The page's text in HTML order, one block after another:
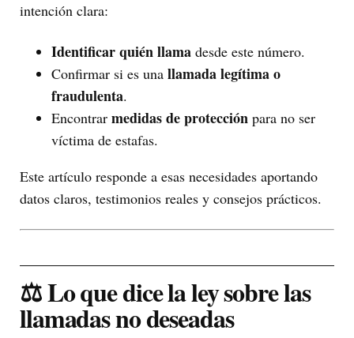
intención clara:
Identificar quién llama desde este número.
Confirmar si es una llamada legítima o
fraudulenta.
Encontrar medidas de protección para no ser
víctima de estafas.
Este artículo responde a esas necesidades aportando
datos claros, testimonios reales y consejos prácticos.
⚖️ Lo que dice la ley sobre las
llamadas no deseadas